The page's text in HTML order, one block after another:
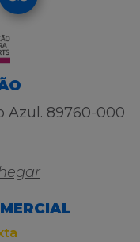
Azul. 89760-000